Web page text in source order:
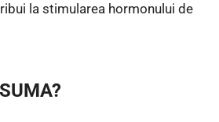
la stimularea hormonului de